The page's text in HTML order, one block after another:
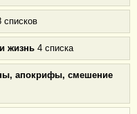
списков
жизнь 4 списка
апокрифы, смешение